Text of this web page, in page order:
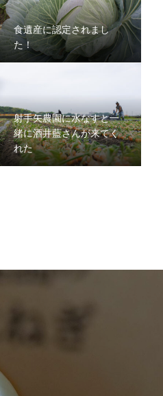
食遺産に認定されまし
た！
射手矢農園に水なすと一
緒に酒井藍さんが来てく
れた